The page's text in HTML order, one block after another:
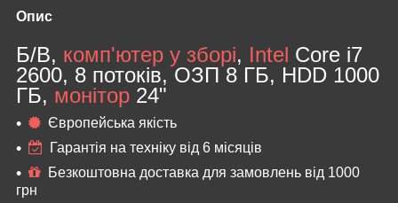
Опис
Б/В, комп'ютер у зборі, Intel Core i7
2600, 8 потоків, ОЗП 8 ГБ, HDD 1000
ГБ, монітор 24"
Європейська якість
Гарантія на техніку від 6 місяців
Безкоштовна доставка для замовлень від 1000
грн